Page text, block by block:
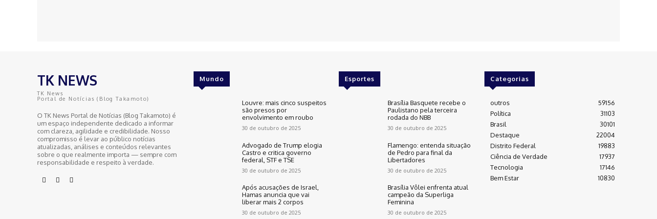
TK NEWS
TK News
Portal de Notícias (Blog Takamoto)
O TK News Portal de Notícias (Blog Takamoto) é
um espaço independente dedicado a informar
com clareza, agilidade e credibilidade. Nosso
compromisso é levar ao público notícias
atualizadas, análises e conteúdos relevantes
sobre o que realmente importa — sempre com
responsabilidade e respeito à verdade.
Mundo
Louvre: mais cinco suspeitos
são presos por
envolvimento em roubo
30 de outubro de 2025
Advogado de Trump elogia
Castro e critica governo
federal, STF e TSE
30 de outubro de 2025
Após acusações de Israel,
Hamas anuncia que vai
liberar mais 2 corpos
30 de outubro de 2025
Esportes
Brasília Basquete recebe o
Paulistano pela terceira
rodada do NBB
30 de outubro de 2025
Flamengo: entenda situação
de Pedro para final da
Libertadores
30 de outubro de 2025
Brasília Vôlei enfrenta atual
campeão da Superliga
Feminina
30 de outubro de 2025
Categorias
outros
59156
Política
31103
Brasil
30101
Destaque
22004
Distrito Federal
19883
Ciência de Verdade
17937
Tecnologia
17146
Bem Estar
10830